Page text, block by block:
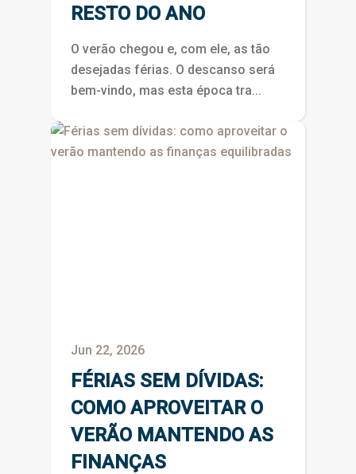
RESTO DO ANO
O verão chegou e, com ele, as tão
desejadas férias. O descanso será
bem-vindo, mas esta época tra...
Jun 22, 2026
FÉRIAS SEM DÍVIDAS:
COMO APROVEITAR O
VERÃO MANTENDO AS
FINANÇAS